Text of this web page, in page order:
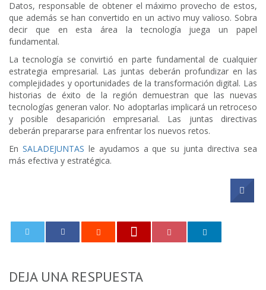
Datos, responsable de obtener el máximo provecho de estos,
que además se han convertido en un activo muy valioso. Sobra
decir que en esta área la tecnología juega un papel
fundamental.
La tecnología se convirtió en parte fundamental de cualquier
estrategia empresarial. Las juntas deberán profundizar en las
complejidades y oportunidades de la transformación digital. Las
historias de éxito de la región demuestran que las nuevas
tecnologías generan valor. No adoptarlas implicará un retroceso
y posible desaparición empresarial. Las juntas directivas
deberán prepararse para enfrentar los nuevos retos.
En SALADEJUNTAS le ayudamos a que su junta directiva sea
más efectiva y estratégica.
DEJA UNA RESPUESTA